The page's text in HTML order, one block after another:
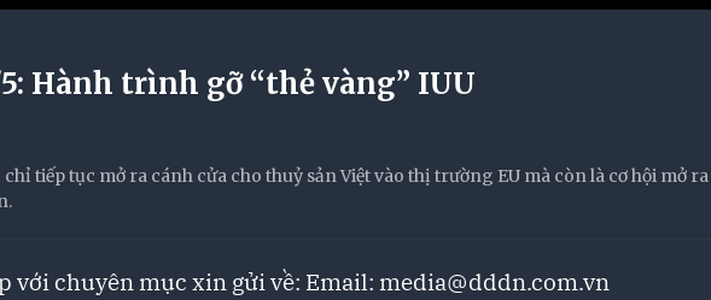
Hành trình gỡ “thẻ vàng” IUU
tiếp tục mở ra cánh cửa cho thuỷ sản Việt vào thị trường EU mà còn là cơ hội mở
với chuyên mục xin gửi về: Email: media@dddn.com.vn